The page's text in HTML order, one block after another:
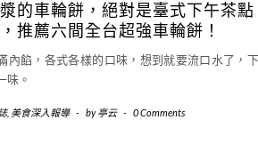
的車輪餅，絕對是臺式下午茶點
推薦六間全台超強車輪餅！
內餡，各式各樣的口味，想到就要流口水了，
味。
, 美食深入報導 - by亭云 - 0 Comments